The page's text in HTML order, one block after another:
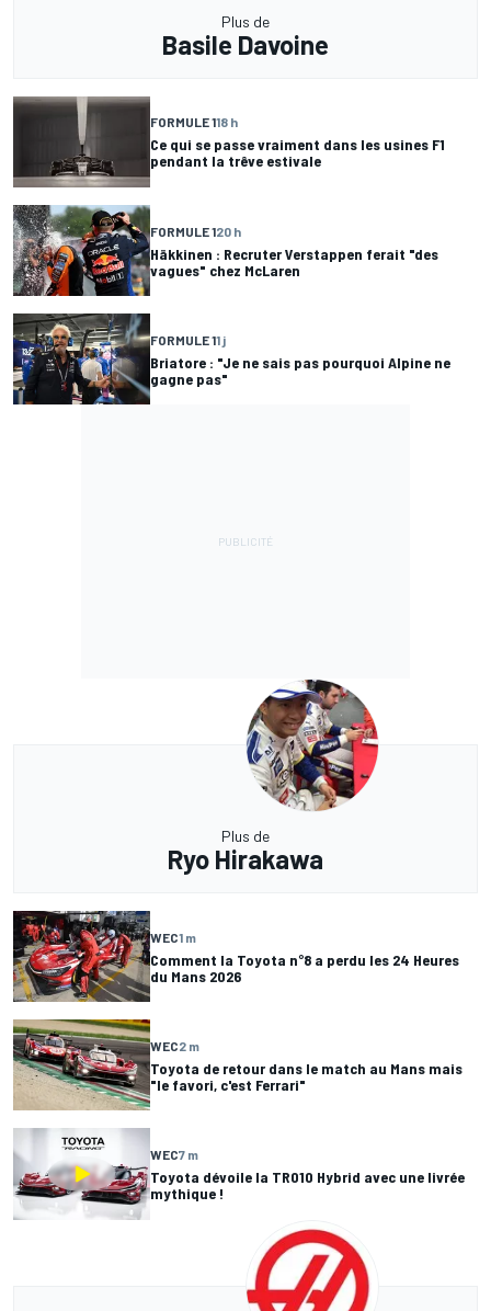
Plus de
Basile Davoine
FORMULE 118 h
Ce qui se passe vraiment dans les usines F1
pendant la trêve estivale
FORMULE 120 h
Häkkinen : Recruter Verstappen ferait "des
vagues" chez McLaren
FORMULE 11 j
Briatore : "Je ne sais pas pourquoi Alpine ne
gagne pas"
Plus de
Ryo Hirakawa
WEC1 m
Comment la Toyota n°8 a perdu les 24 Heures
du Mans 2026
WEC2 m
Toyota de retour dans le match au Mans mais
"le favori, c'est Ferrari"
WEC7 m
Toyota dévoile la TR010 Hybrid avec une livrée
mythique !